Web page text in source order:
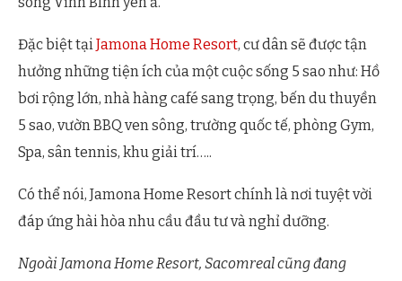
Đặc biệt tạiJamona Home Resort, cư dân sẽ được tận
hưởng những tiện ích của một cuộc sống 5 sao như: Hồ
bơi rộng lớn, nhà hàng café sang trọng, bến du thuyền
5 sao, vườn BBQ ven sông, trường quốc tế, phòng Gym,
Spa, sân tennis, khu giải trí…..
Có thể nói, Jamona Home Resort chính là nơi tuyệt vời
đáp ứng hài hòa nhu cầu đầu tư và nghỉ dưỡng.
Ngoài Jamona Home Resort, Sacomreal cũng đang